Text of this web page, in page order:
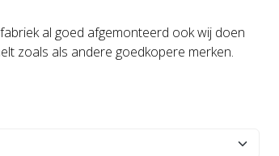
al goed afgemonteerd ook wij doen
zoals als andere goedkopere merken.